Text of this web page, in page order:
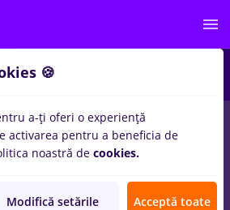
acasă) București Cluj-
🍪
a-ți oferi o experiență
activarea pentru a beneficia de
noastră de cookies.
Modifică setările Acceptă toate